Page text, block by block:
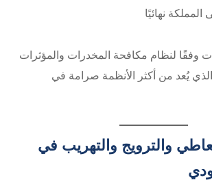
المملكة نهائيًا
وفقًا لنظام مكافحة المخدرات والمؤثرات
الذي يُعد من أكثر الأنظمة صرامة في
والترويج والتهريب في